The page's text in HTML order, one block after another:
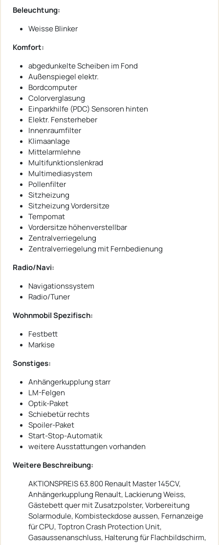
Beleuchtung:
Weisse Blinker
Komfort:
abgedunkelte Scheiben im Fond
Außenspiegel elektr.
Bordcomputer
Colorverglasung
Einparkhilfe (PDC) Sensoren hinten
Elektr. Fensterheber
Innenraumfilter
Klimaanlage
Mittelarmlehne
Multifunktionslenkrad
Multimediasystem
Pollenfilter
Sitzheizung
Sitzheizung Vordersitze
Tempomat
Vordersitze höhenverstellbar
Zentralverriegelung
Zentralverriegelung mit Fernbedienung
Radio/Navi:
Navigationssystem
Radio/Tuner
Wohnmobil Spezifisch:
Festbett
Markise
Sonstiges:
Anhängerkupplung starr
LM-Felgen
Optik-Paket
Schiebetür rechts
Spoiler-Paket
Start-Stop-Automatik
weitere Ausstattungen vorhanden
Weitere Beschreibung:
AKTIONSPREIS 63.800 Renault Master 145CV,
Anhängerkupplung Renault, Lackierung Weiss,
Gästebett quer mit Zusatzpolster, Vorbereitung
Solarmodule, Kombisteckdose aussen, Fernanzeige
für CPU, Toptron Crash Protection Unit,
Gasaussenanschluss, Halterung für Flachbildschirm,